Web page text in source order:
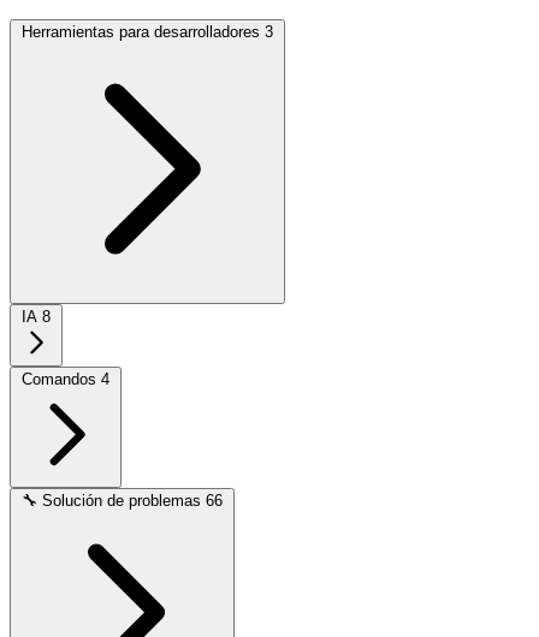
Herramientas para desarrolladores 3
IA 8
Comandos 4
🔧 Solución de problemas 66